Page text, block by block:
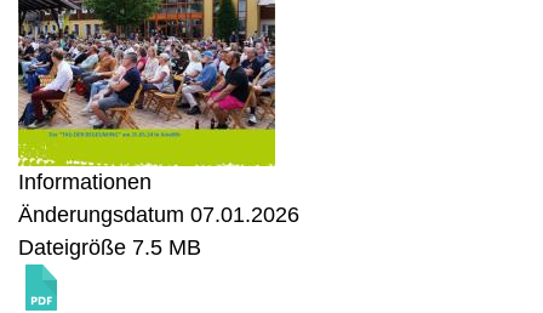
Informationen
Änderungsdatum 07.01.2026
Dateigröße 7.5 MB